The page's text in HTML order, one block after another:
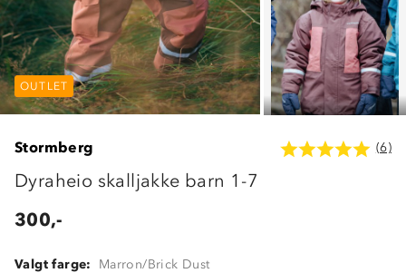
OUTLET OUTLET
OUTLET
Stormberg (6)
Dyraheio skalljakke barn 1-7
300,-
Valgt farge: Marron/Brick Dust